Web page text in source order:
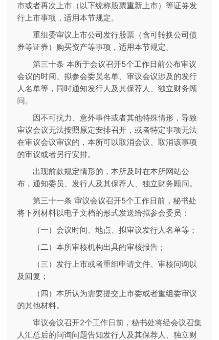
市或者再次上市（以下统称股票重新上市）等证券发
行上市事项，适用本节规定。
重组委审议上市公司发行股票（含可转换公司债
券等证券）购买资产等事项，适用本节规定。
第三十条 本所于会议召开5个工作日前公布审议
会议的时间、拟参会委员名单、审议会议涉及的发行
人名单等，同时通知发行人及其保荐人、独立财务顾
问。
因不可抗力、意外事件或者其他特殊情形，导致
审议会议无法按照原定安排召开，或者特定事项无法
在审议会议审议的，本所可以取消会议、取消该事项
的审议或者另行安排。
出现前款规定情形的，本所及时在本所网站公
布，通知委员、发行人及其保荐人、独立财务顾问。
第三十一条 审议会议召开5个工作日前，秘书处
将下列材料以电子文档的形式发送给拟参会委员：
（一）会议时间、地点、拟审议发行人名单等；
（二）本所审核机构出具的审核报告；
（三）发行上市或者重组申请文件、审核问询以
及回复；
（四）本所认为需要提交上市委或者重组委审议
的其他材料。
审议会议召开2个工作日前，秘书处将经会议召集
人汇总后的问询问题告知发行人及其保荐人、独立财